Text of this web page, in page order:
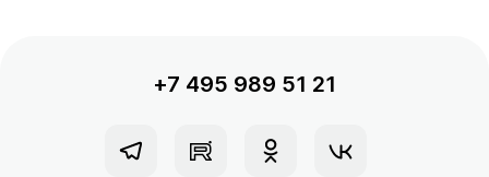
+7 495 989 51 21